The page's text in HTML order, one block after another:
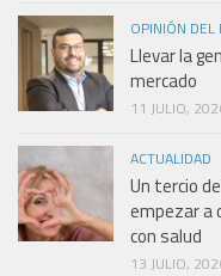
OPINIÓN DEL
Llevar la
mercado
11 JULIO,
ACTUALIDAD
Un tercio
empezar a
con salud
13 JULIO,